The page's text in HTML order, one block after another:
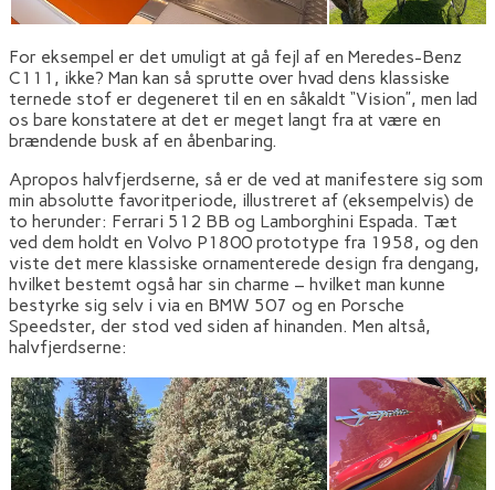
For eksempel er det umuligt at gå fejl af en Meredes-Benz
C111, ikke? Man kan så sprutte over hvad dens klassiske
ternede stof er degeneret til en en såkaldt “Vision”, men lad
os bare konstatere at det er meget langt fra at være en
brændende busk af en åbenbaring.
Apropos halvfjerdserne, så er de ved at manifestere sig som
min absolutte favoritperiode, illustreret af (eksempelvis) de
to herunder: Ferrari 512 BB og Lamborghini Espada. Tæt
ved dem holdt en Volvo P1800 prototype fra 1958, og den
viste det mere klassiske ornamenterede design fra dengang,
hvilket bestemt også har sin charme – hvilket man kunne
bestyrke sig selv i via en BMW 507 og en Porsche
Speedster, der stod ved siden af hinanden. Men altså,
halvfjerdserne: